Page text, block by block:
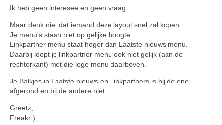
Ik heb geen interesee en geen vraag.
Maar denk niet dat iemand deze layout snel zal kopen.
Je menu's staan niet op gelijke hoogte.
Linkpartner menu staat hoger dan Laatste nieuws menu.
Daarbij loopt je linkpartner menu ook niet gelijk (aan de
rechterkant) met die lege menu daarboven.
Je Balkjes in Laatste nieuws en Linkpartners is bij de ene
afgerond en bij de andere niet.
Greetz,
Freakr:)